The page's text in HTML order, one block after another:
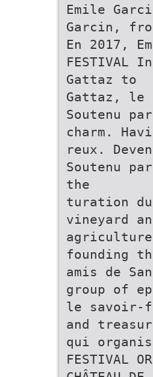
Emile
Garcin,
En 2017,
FESTIVAL
Gattaz to
Gattaz, le
Soutenu
charm.
reux.
Soutenu
the
turation
vineyard
founding
amis de
group of
le savoir-
and
qui
FESTIVAL